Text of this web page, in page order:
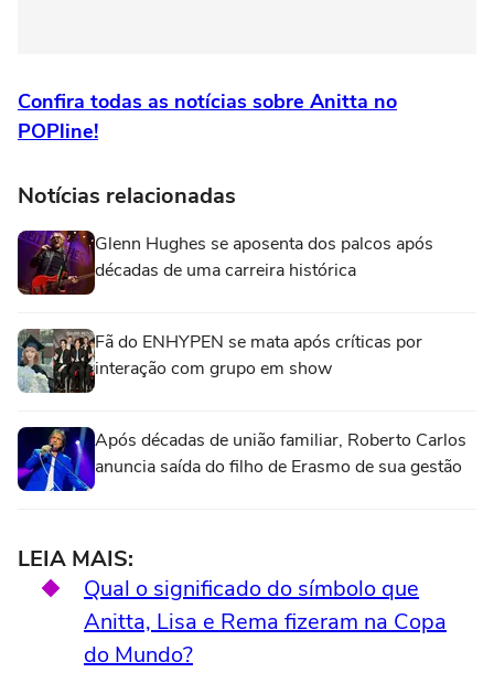
Confira todas as notícias sobre Anitta no
POPline!
Notícias relacionadas
Glenn Hughes se aposenta dos palcos após
décadas de uma carreira histórica
Fã do ENHYPEN se mata após críticas por
interação com grupo em show
Após décadas de união familiar, Roberto Carlos
anuncia saída do filho de Erasmo de sua gestão
LEIA MAIS:
Qual o significado do símbolo que
Anitta, Lisa e Rema fizeram na Copa
do Mundo?